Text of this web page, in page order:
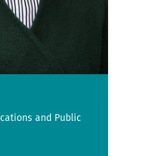
and Public